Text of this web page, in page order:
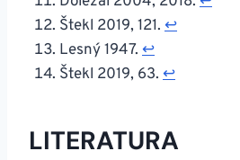
Štekl 2019, 121. ↩︎
Lesný 1947. ↩︎
Štekl 2019, 63. ↩︎
LITERATURA